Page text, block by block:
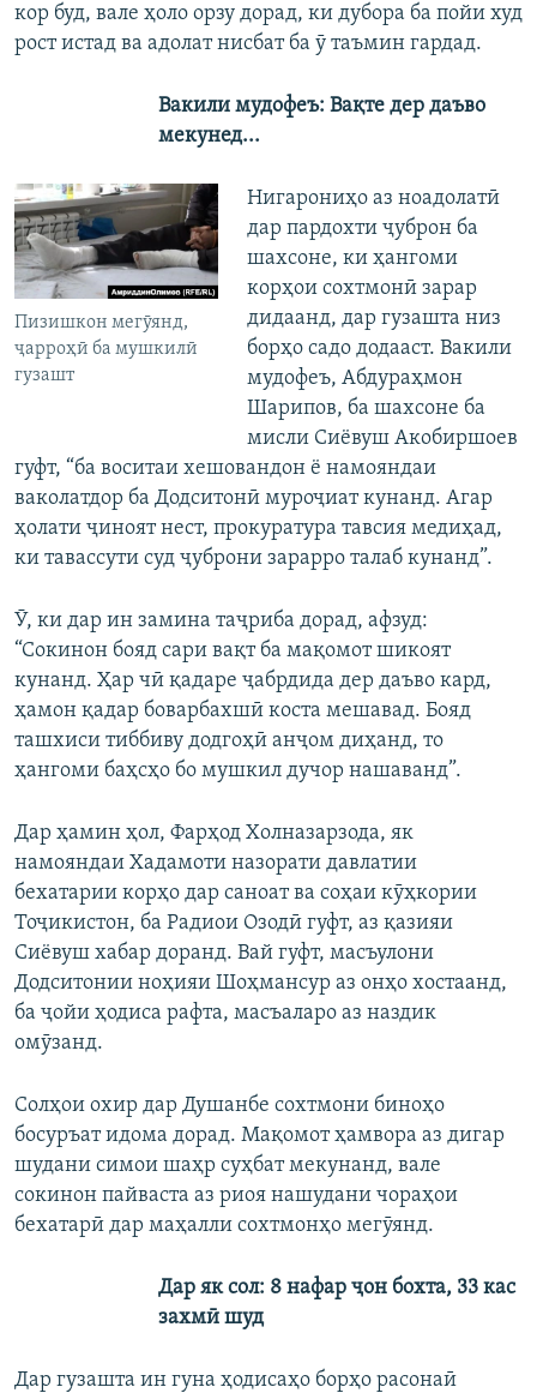
кор буд, вале ҳоло орзу дорад, ки дубора ба пойи худ
рост истад ва адолат нисбат ба ӯ таъмин гардад.
Вакили мудофеъ: Вақте дер даъво
мекунед...
Пизишкон мегӯянд,
ҷарроҳӣ ба мушкилӣ
гузашт
Нигарониҳо аз ноадолатӣ
дар пардохти ҷуброн ба
шахсоне, ки ҳангоми
корҳои сохтмонӣ зарар
дидаанд, дар гузашта низ
борҳо садо додааст. Вакили
мудофеъ, Абдураҳмон
Шарипов, ба шахсоне ба
мисли Сиёвуш Акобиршоев
гуфт, “ба воситаи хешовандон ё намояндаи
ваколатдор ба Додситонӣ муроҷиат кунанд. Агар
ҳолати ҷиноят нест, прокуратура тавсия медиҳад,
ки тавассути суд ҷуброни зарарро талаб кунанд”.
Ӯ, ки дар ин замина таҷриба дорад, афзуд:
“Сокинон бояд сари вақт ба мақомот шикоят
кунанд. Ҳар чӣ қадаре ҷабрдида дер даъво кард,
ҳамон қадар боварбахшӣ коста мешавад. Бояд
ташхиси тиббиву додгоҳӣ анҷом диҳанд, то
ҳангоми баҳсҳо бо мушкил дучор нашаванд”.
Дар ҳамин ҳол, Фарҳод Холназарзода, як
намояндаи Хадамоти назорати давлатии
бехатарии корҳо дар саноат ва соҳаи кӯҳкории
Тоҷикистон, ба Радиои Озодӣ гуфт, аз қазияи
Сиёвуш хабар доранд. Вай гуфт, масъулони
Додситонии ноҳияи Шоҳмансур аз онҳо хостаанд,
ба ҷойи ҳодиса рафта, масъаларо аз наздик
омӯзанд.
Солҳои охир дар Душанбе сохтмони биноҳо
босуръат идома дорад. Мақомот ҳамвора аз дигар
шудани симои шаҳр суҳбат мекунанд, вале
сокинон пайваста аз риоя нашудани чораҳои
бехатарӣ дар маҳалли сохтмонҳо мегӯянд.
Дар як сол: 8 нафар ҷон бохта, 33 кас
захмӣ шуд
Дар гузашта ин гуна ҳодисаҳо борҳо расонаӣ